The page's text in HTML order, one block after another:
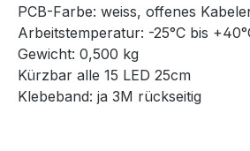
PCB-Farbe: weiss, offenes
Arbeitstemperatur: -25°C bis
Gewicht: 0,500 kg
Kürzbar alle 15 LED 25cm
Klebeband: ja 3M rückseitig